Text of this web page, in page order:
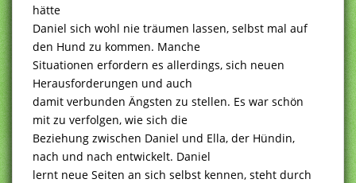
hätte
Daniel sich wohl nie träumen lassen, selbst mal auf
den Hund zu kommen. Manche
Situationen erfordern es allerdings, sich neuen
Herausforderungen und auch
damit verbunden Ängsten zu stellen. Es war schön
mit zu verfolgen, wie sich die
Beziehung zwischen Daniel und Ella, der Hündin,
nach und nach entwickelt. Daniel
lernt neue Seiten an sich selbst kennen, steht durch